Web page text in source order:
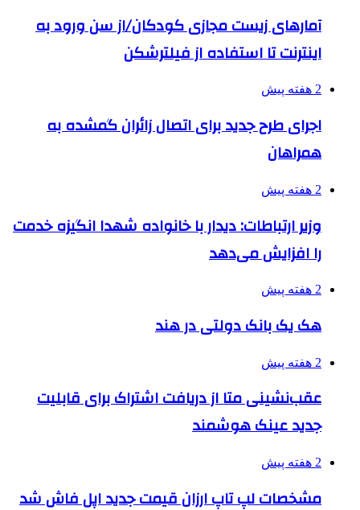
آمارهای زیست مجازی کودکان/از سن ورود به
اینترنت تا استفاده از فیلترشکن
2 هفته پیش
اجرای طرح جدید برای اتصال زائران گمشده به
همراهان
2 هفته پیش
وزیر ارتباطات: دیدار با خانواده شهدا انگیزه خدمت
را افزایش می‌دهد
2 هفته پیش
هک یک بانک دولتی در هند
2 هفته پیش
عقب‌نشینی متا از دریافت اشتراک برای قابلیت
جدید عینک هوشمند
2 هفته پیش
مشخصات لپ تاپ ارزان قیمت جدید اپل فاش شد